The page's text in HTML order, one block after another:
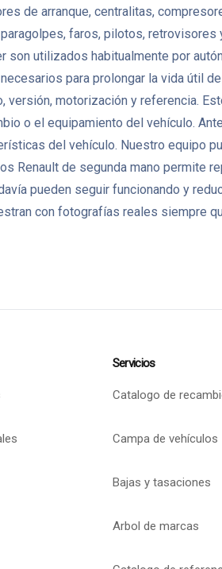
de arranque, centralitas,
faros, pilotos,
son utilizados habitualmente por
para prolongar la vida útil
motorización y referencia.
o el equipamiento del vehículo.
del vehículo. Nuestro equipo
Renault de segunda mano permite
pueden seguir funcionando y
con fotografías reales siempre
Servicios
Catalogo de
Campa de vehículos
Bajas y tasaciones
Arbol de marcas